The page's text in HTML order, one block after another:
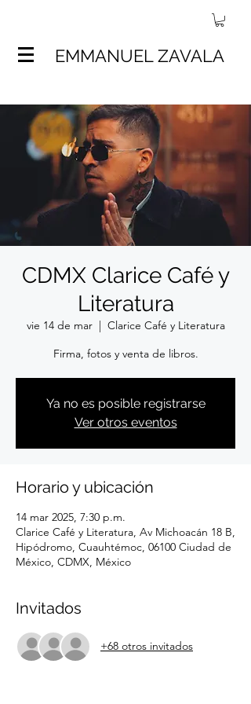
EMMANUEL ZAVALA
CDMX Clarice Café y
Literatura
vie 14 de mar
  |
Clarice Café y Literatura
Firma, fotos y venta de libros.
Ya no es posible registrarse
Ver otros eventos
Horario y ubicación
14 mar 2025, 7:30 p.m.
Clarice Café y Literatura, Av Michoacán 18 B,
Hipódromo, Cuauhtémoc, 06100 Ciudad de
México, CDMX, México
Invitados
+68 otros invitados